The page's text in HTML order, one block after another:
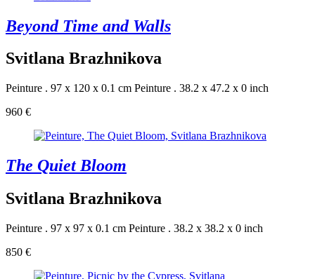
Beyond Time and Walls
Svitlana Brazhnikova
Peinture . 97 x 120 x 0.1 cm Peinture . 38.2 x 47.2 x 0 inch
960 €
The Quiet Bloom
Svitlana Brazhnikova
Peinture . 97 x 97 x 0.1 cm Peinture . 38.2 x 38.2 x 0 inch
850 €